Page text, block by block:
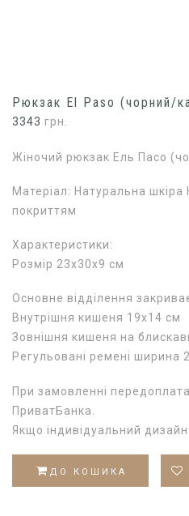
Рюкзак El Paso (чорний/
3343 грн.
Жіночий рюкзак Ель Пасо
Матеріал: Натуральна шкіра
покриттям
Характеристики:
Розмір 23х30х9 см
Основне відділення
Внутрішня кишеня 19х14 см
Зовнішня кишеня на
Регульовані ремені ширина
При замовленні
ПриватБанка.
Якщо індивідуальний
ДО КОШИКА